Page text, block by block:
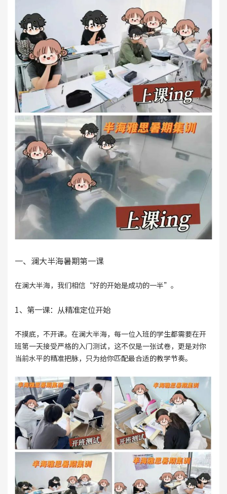
一、澜大半海暑期第一课
在澜大半海，我们相信“好的开始是成功的一半”。
1、第一课：从精准定位开始
不摸底，不开课。在澜大半海，每一位入班的学生都需要在开
班第一天接受严格的入门测试，这不仅是一张试卷，更是对你
当前水平的精准把脉，只为给你匹配最合适的教学节奏。